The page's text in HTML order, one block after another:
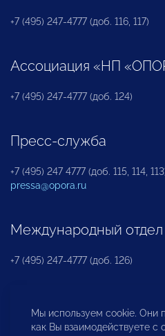
+7 (495) 247-4777 (доб. 116, 117)
Ассоциация «НП
+7 (495) 247-4777 (доб. 124)
Пресс-служба
+7 (495) 247 4777 (доб. 115, 114,
pressa@opora.ru
Международный
+7 (495) 247-4777 (доб. 126)
Бюро по защите прав
инвесторов
Мы используем cookie. Они
как Вы взаимодействуете с